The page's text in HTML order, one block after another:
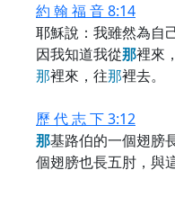
約 翰 福 音 8:14
耶穌說：我雖然為自
因我知道我從那裡來
那裡來，往那裡去。
歷 代 志 下 3:12
那基路伯的一個翅膀
個翅膀也長五肘，與